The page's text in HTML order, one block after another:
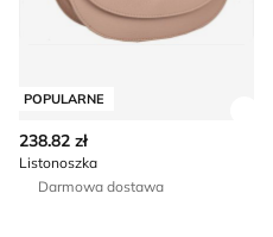
POPULARNE
238.82 zł
Listonoszka
Darmowa dostawa